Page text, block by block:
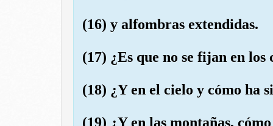
(16) y alfombras extendidas.
(17) ¿Es que no se fijan en
(18) ¿Y en el cielo y cómo ha
(19) ¿Y en las montañas,